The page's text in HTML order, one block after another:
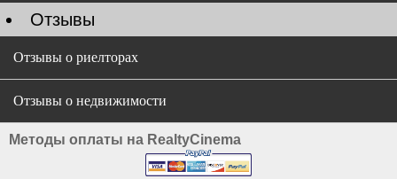
Отзывы
Отзывы о риелторах
Отзывы о недвижимости
Методы оплаты на RealtyCinema